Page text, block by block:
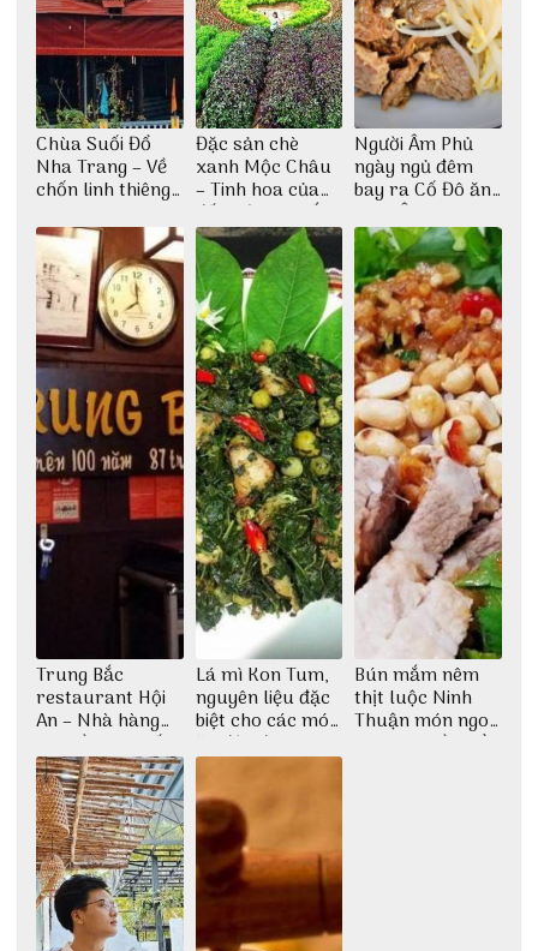
Chùa Suối Đổ
Nha Trang – Về
chốn linh thiêng
thiền định
Đặc sản chè
xanh Mộc Châu
– Tinh hoa của
đất trời Tây Bắc
Người Âm Phủ
ngày ngủ đêm
bay ra Cố Đô ăn
Cơm Âm Phủ
Huế
Trung Bắc
restaurant Hội
An – Nhà hàng
cao lầu có thiết
kế vô cùng ấn
tượng giữa lòng
phố Hội
Lá mì Kon Tum,
nguyên liệu đặc
biệt cho các món
ăn độc đáo
Bún mắm nêm
thịt luộc Ninh
Thuận món ngon
dân dã miền biển